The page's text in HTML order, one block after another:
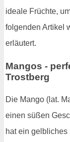
ideale Früchte,
folgenden Artikel
erläutert.
Mangos -
Trostberg
Die Mango (lat.
einen süßen
hat ein